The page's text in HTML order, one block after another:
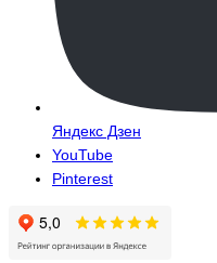
Яндекс Дзен
YouTube
Pinterest